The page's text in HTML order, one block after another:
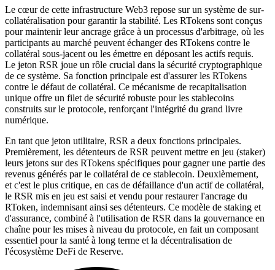
Le cœur de cette infrastructure Web3 repose sur un système de sur-
collatéralisation pour garantir la stabilité. Les RTokens sont conçus
pour maintenir leur ancrage grâce à un processus d'arbitrage, où les
participants au marché peuvent échanger des RTokens contre le
collatéral sous-jacent ou les émettre en déposant les actifs requis.
Le jeton RSR joue un rôle crucial dans la sécurité cryptographique
de ce système. Sa fonction principale est d'assurer les RTokens
contre le défaut de collatéral. Ce mécanisme de recapitalisation
unique offre un filet de sécurité robuste pour les stablecoins
construits sur le protocole, renforçant l'intégrité du grand livre
numérique.
En tant que jeton utilitaire, RSR a deux fonctions principales.
Premièrement, les détenteurs de RSR peuvent mettre en jeu (staker)
leurs jetons sur des RTokens spécifiques pour gagner une partie des
revenus générés par le collatéral de ce stablecoin. Deuxièmement,
et c'est le plus critique, en cas de défaillance d'un actif de collatéral,
le RSR mis en jeu est saisi et vendu pour restaurer l'ancrage du
RToken, indemnisant ainsi ses détenteurs. Ce modèle de staking et
d'assurance, combiné à l'utilisation de RSR dans la gouvernance en
chaîne pour les mises à niveau du protocole, en fait un composant
essentiel pour la santé à long terme et la décentralisation de
l'écosystème DeFi de Reserve.